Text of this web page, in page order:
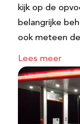
kijk op de
belangrijke
ook meteen
Lees meer